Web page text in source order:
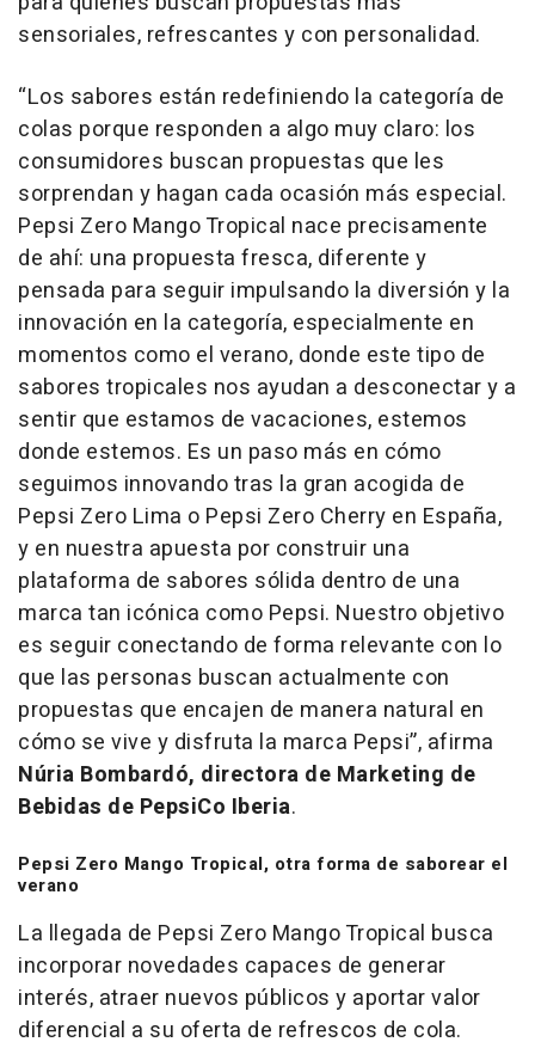
sensoriales, refrescantes y con personalidad.
“Los sabores están redefiniendo la categoría de
colas porque responden a algo muy claro: los
consumidores buscan propuestas que les
sorprendan y hagan cada ocasión más especial.
Pepsi Zero Mango Tropical nace precisamente
de ahí: una propuesta fresca, diferente y
pensada para seguir impulsando la diversión y la
innovación en la categoría, especialmente en
momentos como el verano, donde este tipo de
sabores tropicales nos ayudan a desconectar y a
sentir que estamos de vacaciones, estemos
donde estemos. Es un paso más en cómo
seguimos innovando tras la gran acogida de
Pepsi Zero Lima o Pepsi Zero Cherry en España,
y en nuestra apuesta por construir una
plataforma de sabores sólida dentro de una
marca tan icónica como Pepsi. Nuestro objetivo
es seguir conectando de forma relevante con lo
que las personas buscan actualmente con
propuestas que encajen de manera natural en
cómo se vive y disfruta la marca Pepsi”, afirma
Núria Bombardó, directora de Marketing de
Bebidas de PepsiCo Iberia.
Pepsi Zero Mango Tropical, otra forma de saborear el
verano
La llegada de Pepsi Zero Mango Tropical busca
incorporar novedades capaces de generar
interés, atraer nuevos públicos y aportar valor
diferencial a su oferta de refrescos de cola.